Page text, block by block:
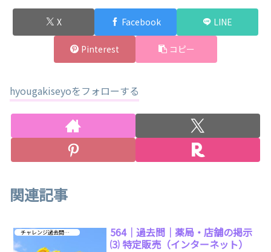
X Facebook LINE
Pinterest コピー
hyougakiseyoをフォローする
関連記事
チャレンジ過去問 第４章
564｜過去問｜薬局・店舗の掲示
⑶ 特定販売（インターネット）